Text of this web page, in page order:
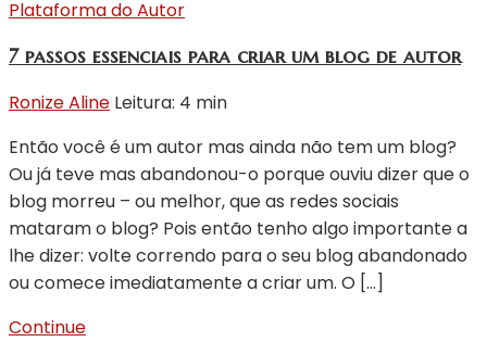
Plataforma do Autor
7 passos essenciais para criar um blog de autor
Ronize Aline Leitura: 4 min
Então você é um autor mas ainda não tem um blog?
Ou já teve mas abandonou-o porque ouviu dizer que o
blog morreu – ou melhor, que as redes sociais
mataram o blog? Pois então tenho algo importante a
lhe dizer: volte correndo para o seu blog abandonado
ou comece imediatamente a criar um. O […]
Continue